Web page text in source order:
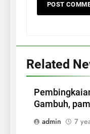
Related
Gambuh,
admin
7